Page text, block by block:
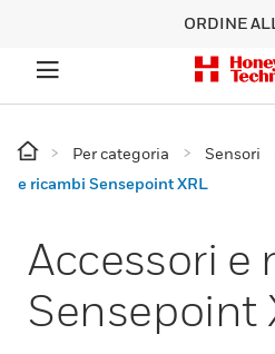
ORDINE
Per categoria Sensori
e ricambi Sensepoint XRL
Accessori e
Sensepoint